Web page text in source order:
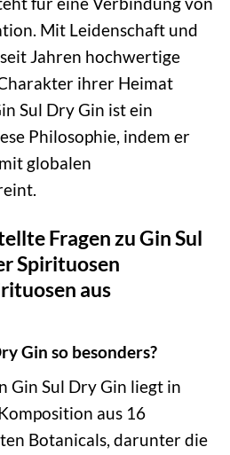
Mit Leidenschaft und
Jahren hochwertige
ihrer Heimat
Sul Dry Gin ist ein
Philosophie, indem er
globalen
Fragen zu Gin Sul
Spirituosen
aus
Gin so besonders?
Gin Sul Dry Gin liegt in
aus 16
Botanicals, darunter die